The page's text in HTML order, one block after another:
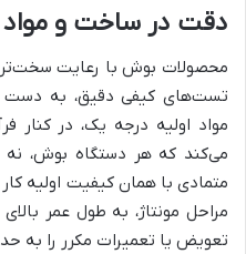
دقت در ساخت و مواد
محصولات بوش با رعایت
تست‌های کیفی دقیق، به دست
مواد اولیه درجه یک، در کنار
می‌کند که هر دستگاه بوش، نه
متمادی با همان کیفیت اولیه
مراحل مونتاژ، به طول عمر
تعویض یا تعمیرات مکرر را به